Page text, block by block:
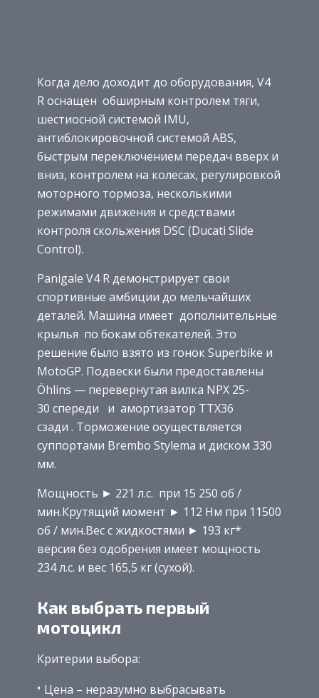
Когда дело доходит до оборудования, V4
R оснащен обширным контролем тяги,
шестиосной системой IMU,
антиблокировочной системой ABS,
быстрым переключением передач вверх и
вниз, контролем на колесах, регулировкой
моторного тормоза, несколькими
режимами движения и средствами
контроля скольжения DSC (Ducati Slide
Control).
Panigale V4 R демонстрирует свои
спортивные амбиции до мельчайших
деталей. Машина имеет дополнительные
крылья по бокам обтекателей. Это
решение было взято из гонок Superbike и
MotoGP. Подвески были предоставлены
Öhlins — перевернутая вилка NPX 25-
30 спереди и амортизатор TTX36
сзади . Торможение осуществляется
суппортами Brembo Stylema и диском 330
мм.
Мощность ► 221 л.с. при 15 250 об /
мин.Крутящий момент ► 112 Нм при 11500
об / мин.Вес с жидкостями ► 193 кг*
версия без одобрения имеет мощность
234 л.с. и вес 165,5 кг (сухой).
Как выбрать первый
мотоцикл
Критерии выбора:
Цена – неразумно выбрасывать